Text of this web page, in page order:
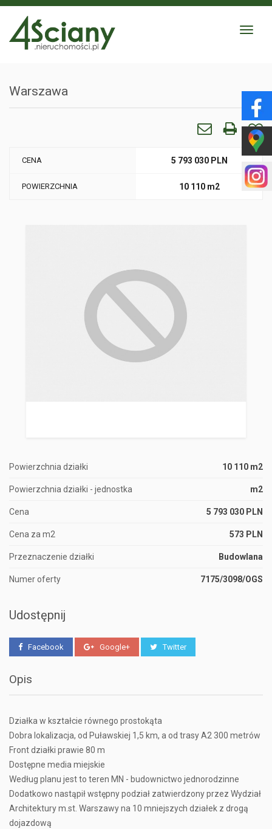
Toggle
Warszawa
CENA 5 793 030 PLN
POWIERZCHNIA 10 110 m2
Powierzchnia działki 10 110 m2
Powierzchnia działki - jednostka m2
Cena 5 793 030 PLN
Cena za m2 573 PLN
Przeznaczenie działki Budowlana
Numer oferty 7175/3098/OGS
Udostępnij
Facebook Google+ Twitter
Opis
Działka w kształcie równego prostokąta
Dobra lokalizacja, od Puławskiej 1,5 km, a od trasy A2 300 metrów
Front działki prawie 80 m
Dostępne media miejskie
Według planu jest to teren MN - budownictwo jednorodzinne
Dodatkowo nastąpił wstępny podział zatwierdzony przez Wydział
Architektury m.st. Warszawy na 10 mniejszych działek z drogą
dojazdową